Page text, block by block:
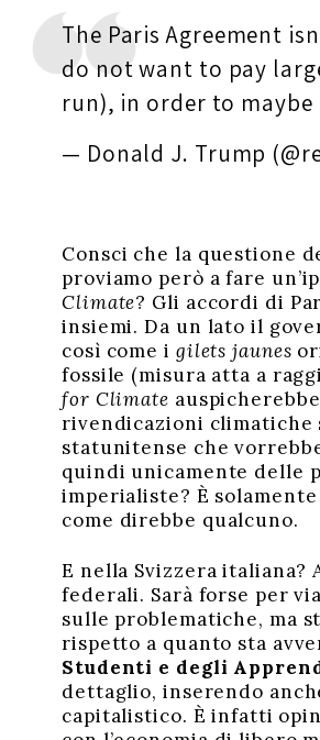
The Paris Agreement
do not want to pay
run), in order to maybe
— Donald J. Trump
Consci che la questione
proviamo però a fare
Climate? Gli accordi di
insiemi. Da un lato il
così come i gilets jaunes
fossile (misura atta a
for Climate
rivendicazioni climatiche
statunitense che
quindi unicamente delle
imperialiste? È
come direbbe qualcuno.
E nella Svizzera italiana?
federali. Sarà forse per
sulle problematiche, ma
rispetto a quanto sta
Studenti e degli
dettaglio, inserendo
capitalistico. È infatti